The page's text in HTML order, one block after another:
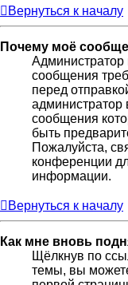
Вернуться к началу
Почему моё
сообщения
перед
администратор
сообщения
быть
Пожалуйста,
конференции
информации.
Вернуться к началу
Как мне вновь
Щёлкнув по
темы, вы